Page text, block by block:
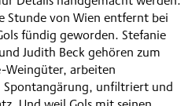
Stunde von Wien entfernt bei
fündig geworden. Stefanie
Judith Beck gehören zum
Weingüter, arbeiten
unfiltriert und